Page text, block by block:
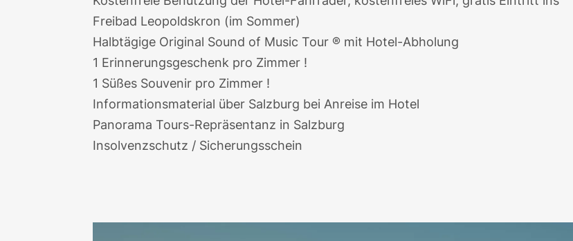
Freibad Leopoldskron (im Sommer)
Halbtägige Original Sound of Music Tour ® mit Hotel-Abholung
1 Erinnerungsgeschenk pro Zimmer !
1 Süßes Souvenir pro Zimmer !
Informationsmaterial über Salzburg bei Anreise im Hotel
Panorama Tours-Repräsentanz in Salzburg
Insolvenzschutz / Sicherungsschein